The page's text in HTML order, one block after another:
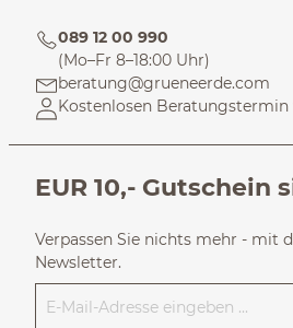
089 12 00 990
(Mo–Fr 8–18:00 Uhr)
beratung@grueneerde.com
Kostenlosen Beratungstermin
EUR 10,- Gutschein
Verpassen Sie nichts mehr - mit
Newsletter.